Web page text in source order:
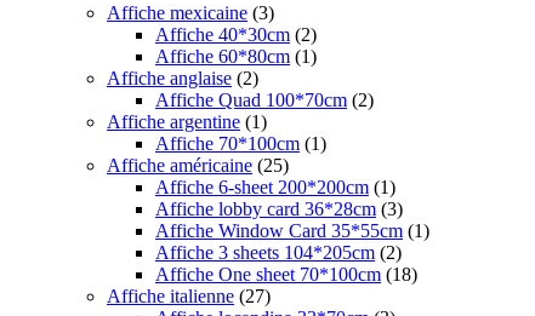
Affiche mexicaine (3)
Affiche 40*30cm (2)
Affiche 60*80cm (1)
Affiche anglaise (2)
Affiche Quad 100*70cm (2)
Affiche argentine (1)
Affiche 70*100cm (1)
Affiche américaine (25)
Affiche 6-sheet 200*200cm (1)
Affiche lobby card 36*28cm (3)
Affiche Window Card 35*55cm (1)
Affiche 3 sheets 104*205cm (2)
Affiche One sheet 70*100cm (18)
Affiche italienne (27)